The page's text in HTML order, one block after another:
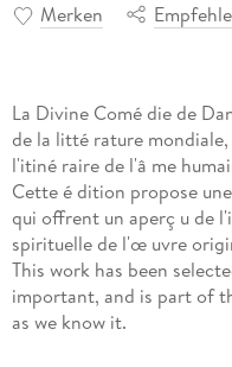
Merken
La Divine Comé die de
de la litté rature
l'itiné raire de l'â me
Cette é dition propose
qui offrent un aperç u de
spirituelle de l'œ uvre
This work has been
important, and is part of
as we know it.